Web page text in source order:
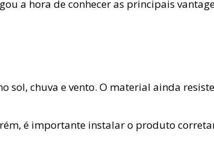
a hora de conhecer as principais
sol, chuva e vento. O material ainda
é importante instalar o produto